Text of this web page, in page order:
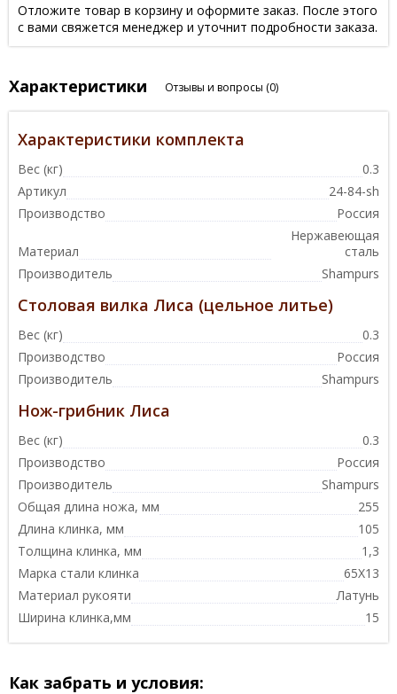
Отложите товар в корзину и оформите заказ. После этого
с вами свяжется менеджер и уточнит подробности заказа.
Характеристики Отзывы и вопросы (0)
Характеристики комплекта
Вес (кг)
0.3
Артикул
24-84-sh
Производство
Россия
Материал
Нержавеющая
сталь
Производитель
Shampurs
Столовая вилка Лиса (цельное литье)
Вес (кг)
0.3
Производство
Россия
Производитель
Shampurs
Нож-грибник Лиса
Вес (кг)
0.3
Производство
Россия
Производитель
Shampurs
Общая длина ножа, мм
255
Длина клинка, мм
105
Толщина клинка, мм
1,3
Марка стали клинка
65Х13
Материал рукояти
Латунь
Ширина клинка,мм
15
Как забрать и условия: